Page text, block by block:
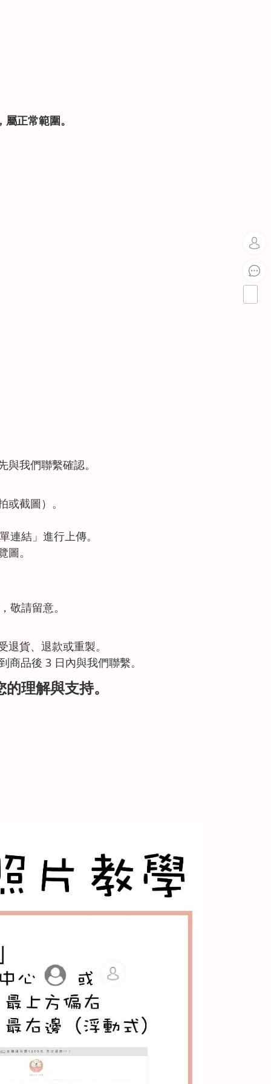
正常範圍。
我們聯繫確認。
或截圖）。
連結」進行上傳。
。
敬請留意。
退貨、退款或重製。
商品後 3 日內與我們聯繫。
理解與支持。